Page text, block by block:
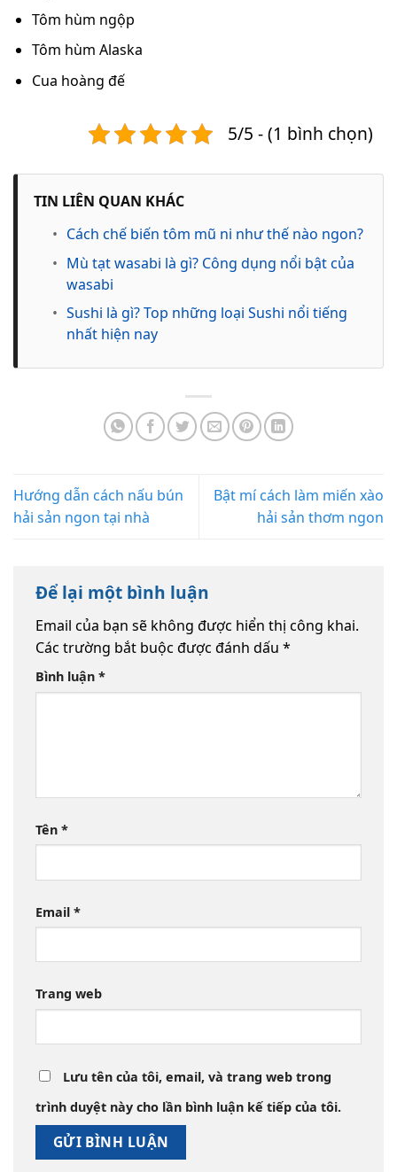
Tôm hùm ngộp
Tôm hùm Alaska
Cua hoàng đế
5/5 - (1 bình chọn)
TIN LIÊN QUAN KHÁC
• Cách chế biến tôm mũ ni như thế nào ngon?
• Mù tạt wasabi là gì? Công dụng nổi bật của
wasabi
• Sushi là gì? Top những loại Sushi nổi tiếng
nhất hiện nay
Hướng dẫn cách nấu bún
hải sản ngon tại nhà
Bật mí cách làm miến xào
hải sản thơm ngon
Để lại một bình luận
Email của bạn sẽ không được hiển thị công khai.
Các trường bắt buộc được đánh dấu *
Bình luận *
Tên *
Email *
Trang web
Lưu tên của tôi, email, và trang web trong
trình duyệt này cho lần bình luận kế tiếp của tôi.